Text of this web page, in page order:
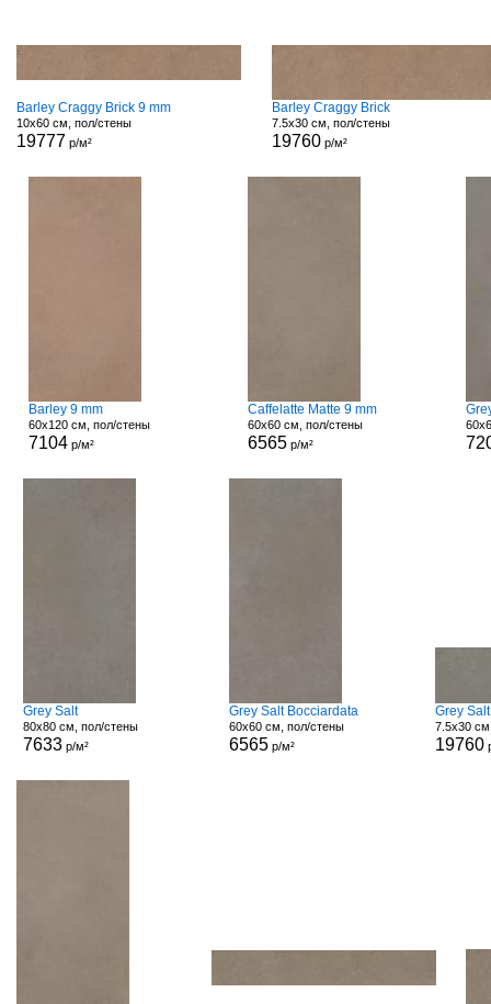
Barley Craggy Brick 9 mm
10x60 см, пол/стены
19777 р/м²
Barley Craggy Brick
7.5x30 см, пол/стены
19760р/м²
Barley 9 mm
60x120 см, пол/стены
7104 р/м²
Caffelatte Matte 9 mm
60x60 см, пол/стены
6565р/м²
Grey Salt
80x80 см, пол/стены
7633р/м²
Grey Salt Bocciardata
60x60 см, пол/стены
6565 р/м²
Grey
7.5x30
19760